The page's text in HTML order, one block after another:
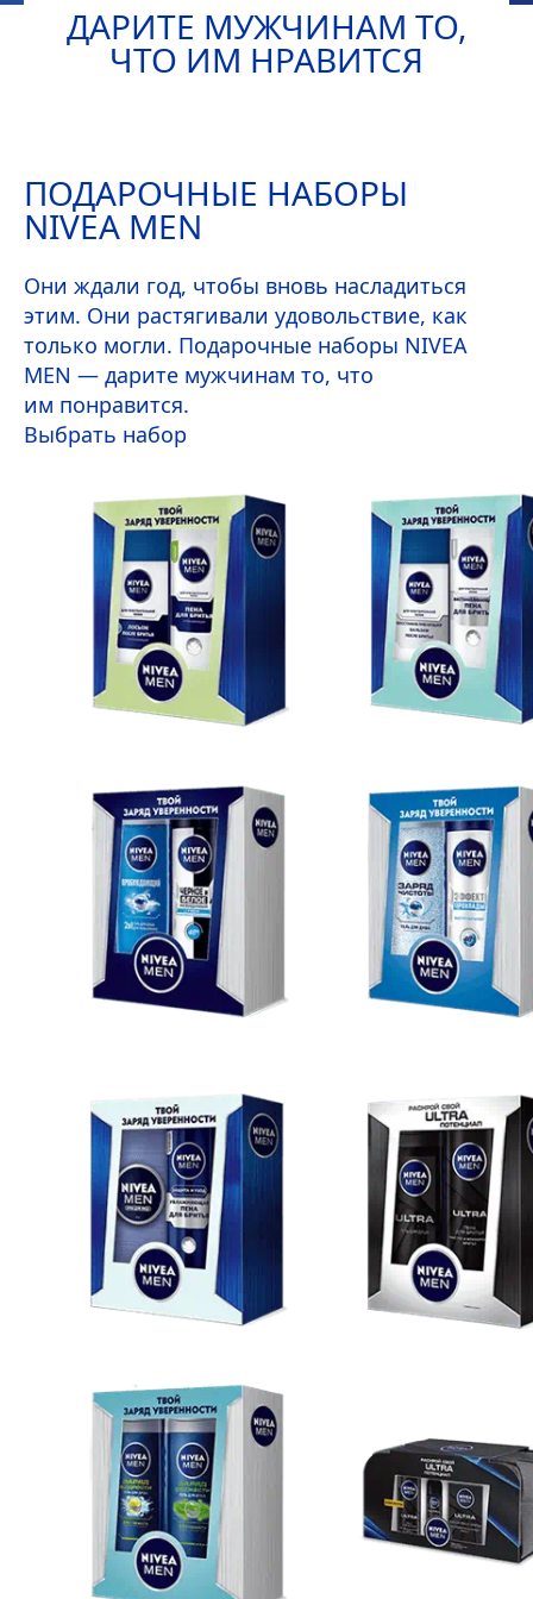
ДАРИТЕ МУЖЧИНАМ ТО,
ЧТО ИМ НРАВИТСЯ
ПОДАРОЧНЫЕ НАБОРЫ
NIVEA MEN
Они ждали год, чтобы вновь насладиться
этим. Они растягивали удовольствие, как
только могли. Подарочные наборы NIVEA
MEN — дарите мужчинам то, что
им понравится.
Выбрать набор